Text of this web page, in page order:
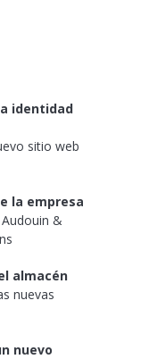
identidad
sitio web
la empresa
&
almacén
nuevas
nuevo